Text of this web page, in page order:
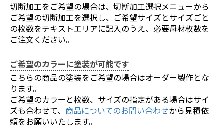
切断加工をご希望の場合は、切断加工選択メニューから
ご希望の切断加工を選択し、ご希望サイズとサイズごと
の枚数をテキストエリアに記入のうえ、必要母材枚数を
ご注文ください。
ご希望のカラーに塗装が可能です
こちらの商品の塗装をご希望の場合はオーダー製作とな
ります。
ご希望のカラーと枚数、サイズの指定がある場合はサイ
ズも合わせて、 商品についてのお問い合わせから見積依
頼をお願いいたします。